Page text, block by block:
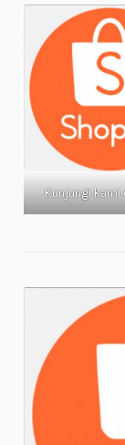
Kunjungi kami